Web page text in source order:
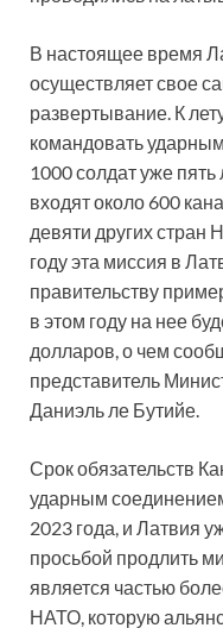
В настоящее время
осуществляет свое
развертывание. К
командовать
1000 солдат уже пять
входят около 600
девяти других
году эта миссия в
правительству
в этом году на нее
долларов, о чем
представитель
Даниэль ле Бутийе.
Срок обязательств
ударным
2023 года, и Латвия
просьбой продлить
является частью
НАТО, которую